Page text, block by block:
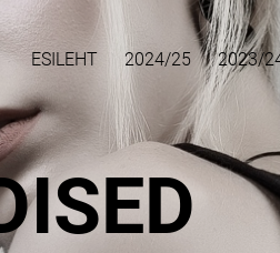
ESILEHT 2024/25 2023/